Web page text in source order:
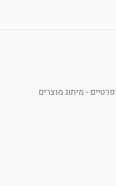
- מיתוג מוצרים